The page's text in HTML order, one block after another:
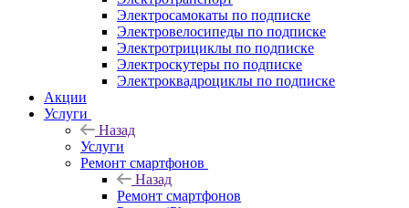
Электросамокаты по подписке
Электровелосипеды по подписке
Электротрициклы по подписке
Электроскутеры по подписке
Электроквадроциклы по подписке
Акции
Услуги
Назад
Услуги
Ремонт смартфонов
Назад
Ремонт смартфонов